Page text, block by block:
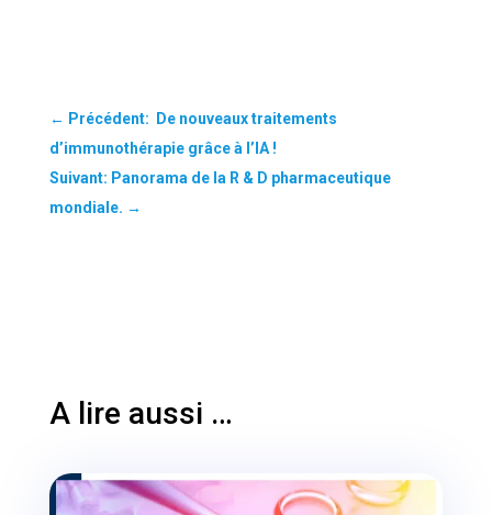
← Précédent: De nouveaux traitements
d’immunothérapie grâce à l’IA !
Suivant: Panorama de la R & D pharmaceutique
mondiale. →
A lire aussi …